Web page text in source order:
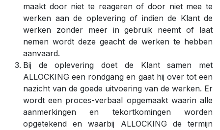
maakt door niet te reageren of door niet mee te
werken aan de oplevering of indien de Klant de
werken zonder meer in gebruik neemt of laat
nemen wordt deze geacht de werken te hebben
aanvaard.
Bij de oplevering doet de Klant samen met
ALLOCKING een rondgang en gaat hij over tot een
nazicht van de goede uitvoering van de werken. Er
wordt een proces-verbaal opgemaakt waarin alle
aanmerkingen en tekortkomingen worden
opgetekend en waarbij ALLOCKING de termijn